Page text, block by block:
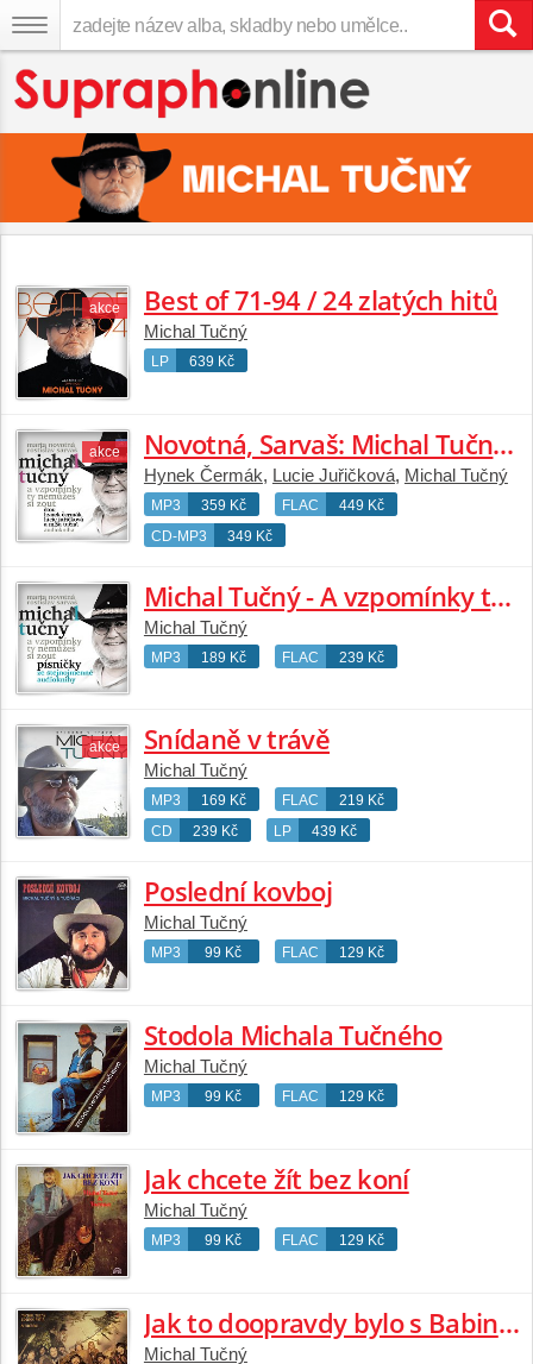
akce Best of 71-94 / 24 zlatých hitů
Michal Tučný
LP 639 Kč
akce Novotná, Sarvaš: Michal Tučný - A vzpomínky ty nemůžeš si zout
Hynek Čermák, Lucie Juřičková, Michal Tučný
MP3 359 Kč FLAC
449 Kč
CD-MP3
349 Kč
Michal Tučný - A vzpomínky ty nemůžeš si zout (Písničky ze stejnojmenné audioknihy)
Michal Tučný
MP3 189 Kč FLAC 239 Kč
akce Snídaně v trávě
Michal Tučný
MP3 169 Kč FLAC
219 Kč
CD
239 Kč LP 439 Kč
Poslední kovboj
Michal Tučný
MP3 99 Kč FLAC 129 Kč
Stodola Michala Tučného
Michal Tučný
MP3 99 Kč FLAC 129 Kč
Jak chcete žít bez koní
Michal Tučný
MP3 99 Kč FLAC 129 Kč
Jak to doopravdy bylo s Babinským
Michal Tučný